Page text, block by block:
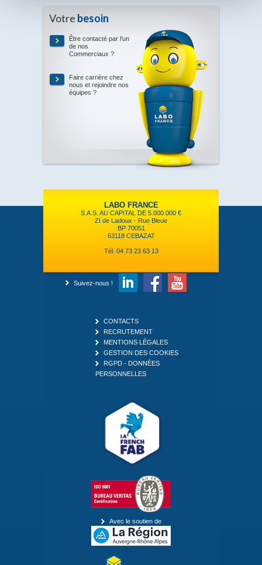
Votre besoin
Être contacté par l’un
de nos
Commerciaux ?
Faire carrière chez
nous et rejoindre nos
équipes ?
LABO FRANCE
S.A.S. AU CAPITAL DE 5.000.000 €
ZI de Ladoux - Rue Bleue
BP 70051
63118 CEBAZAT
Tél. 04 73 23 63 13
Suivez-nous !
CONTACTS
RECRUTEMENT
MENTIONS LÉGALES
GESTION DES COOKIES
RGPD - DONNÉES
PERSONNELLES
Avec le soutien de